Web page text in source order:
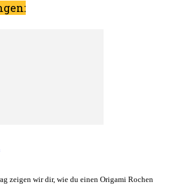
zeigen wir dir, wie du einen Origami Rochen